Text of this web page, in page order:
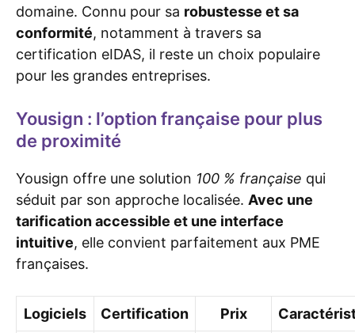
domaine. Connu pour sa robustesse et sa
conformité, notamment à travers sa
certification eIDAS, il reste un choix populaire
pour les grandes entreprises.
Yousign : l’option française pour plus
de proximité
Yousign offre une solution 100 % française qui
séduit par son approche localisée. Avec une
tarification accessible et une interface
intuitive, elle convient parfaitement aux PME
françaises.
Logiciels Certification Prix